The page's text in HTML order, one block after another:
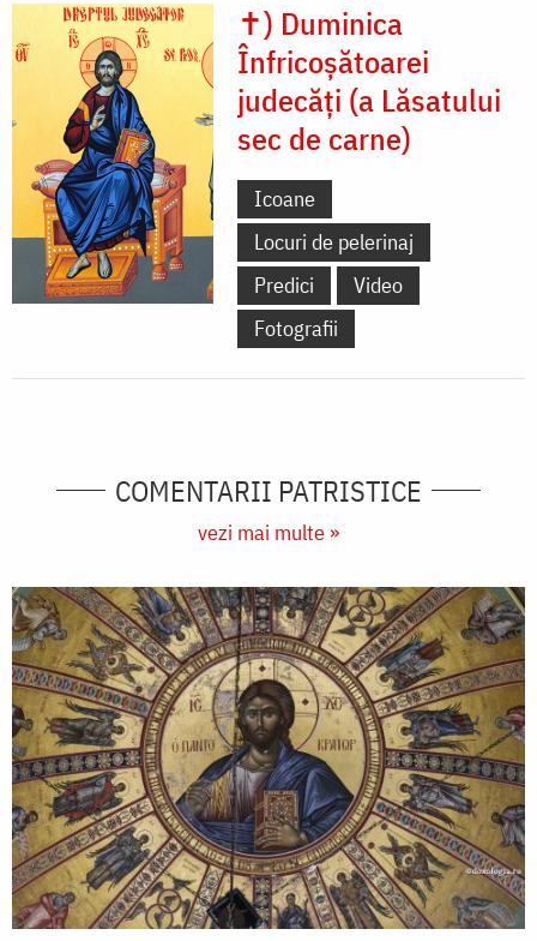
✝) Duminica
Înfricoșătoarei
judecăți (a Lăsatului
sec de carne)
Icoane
Locuri de pelerinaj
Predici
Video
Fotografii
COMENTARII PATRISTICE
vezi mai multe »